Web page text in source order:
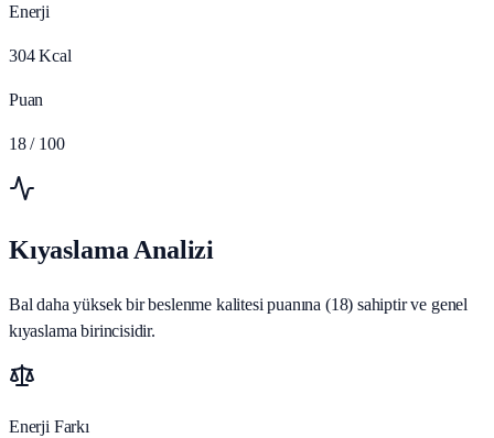
Enerji
304 Kcal
Puan
18 / 100
Kıyaslama Analizi
Bal daha yüksek bir beslenme kalitesi puanına (18) sahiptir ve genel
kıyaslama birincisidir.
Enerji Farkı